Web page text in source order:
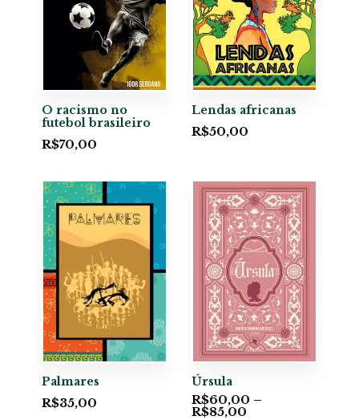
O racismo no
futebol brasileiro
R$70,00
Lendas africanas
R$50,00
Palmares
R$35,00
Úrsula
R$60,00 –
R$85,00